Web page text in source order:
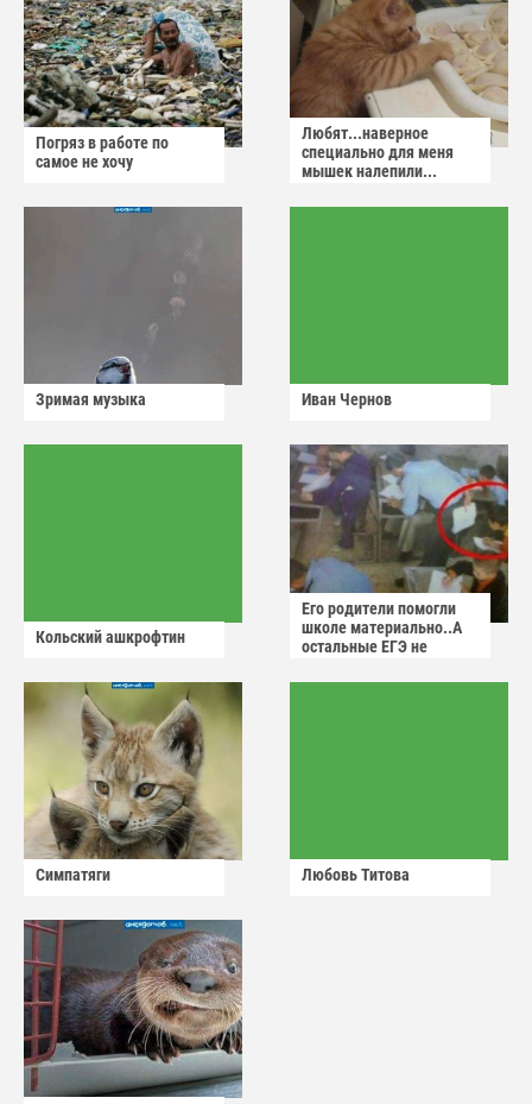
Погряз в работе по
самое не хочу
Любят...наверное
специально для меня
мышек налепили...
Зримая музыка Иван Чернов
Кольский ашкрофтин
Его родители помогли
школе материально..А
остальные ЕГЭ не
Симпатяги Любовь Титова